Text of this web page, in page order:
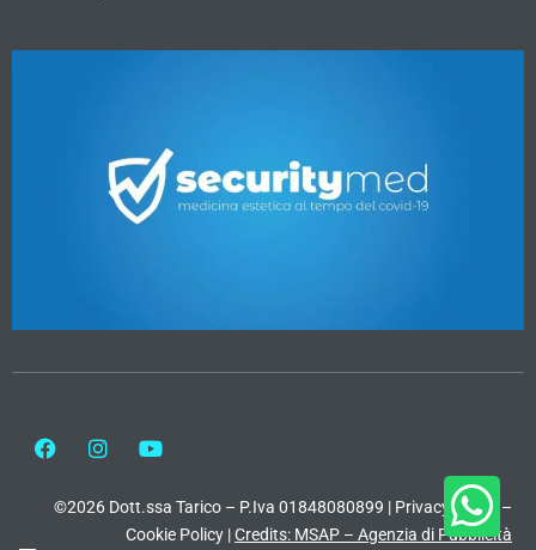
©2026 Dott.ssa Tarico – P.Iva 01848080899 | Privacy Policy –
Cookie Policy |Credits: MSAP – Agenzia di Pubblicità